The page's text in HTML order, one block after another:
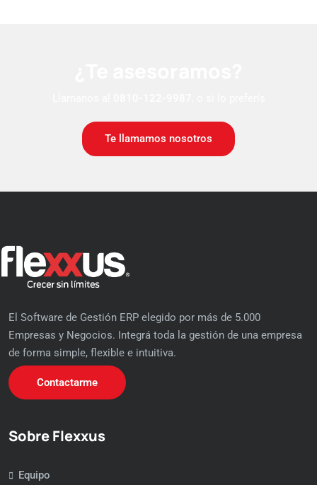
Te llamamos nosotros
El Software de Gestión ERP elegido por más de 5.000
Empresas y Negocios. Integrá toda la gestión de una empresa
de forma simple, flexible e intuitiva.
Contactarme
Sobre Flexxus
Equipo